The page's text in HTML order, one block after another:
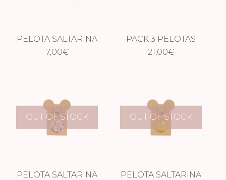
PELOTA SALTARINA
OSO ROSA
7,00€
PACK 3 PELOTAS
SALTARINAS RATÓN
21,00€
OUT OF STOCK
PELOTA SALTARINA
OUT OF STOCK
PELOTA SALTARINA